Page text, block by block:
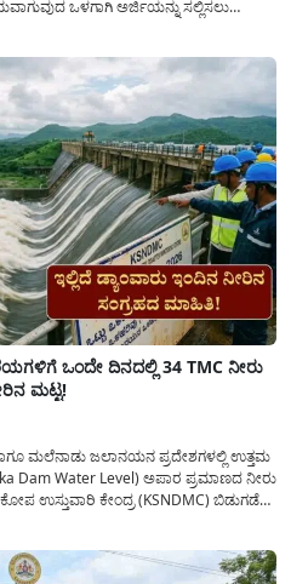
ಒಳಗಾಗಿ ಅರ್ಜಿಯನ್ನು ಸಲ್ಲಿಸಲು
ಒಂದೇ ದಿನದಲ್ಲಿ 34 TMC ನೀರು
ಮಟ್ಟ!
ಹಾಗೂ ಮಲೆನಾಡು ಜಲಾನಯನ ಪ್ರದೇಶಗಳಲ್ಲಿ ಉತ್ತಮ
Dam Water Level) ಅಪಾರ ಪ್ರಮಾಣದ ನೀರು
ಉಸ್ತುವಾರಿ ಕೇಂದ್ರ (KSNDMC) ಬಿಡುಗಡೆ